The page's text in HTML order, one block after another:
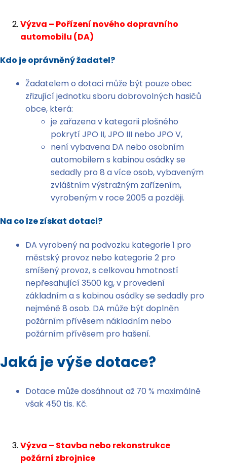
Výzva – Pořízení nového dopravního
automobilu (DA)
Kdo je oprávněný žadatel?
Žadatelem o dotaci může být pouze obec
zřizující jednotku sboru dobrovolných hasičů
obce, která:
je zařazena v kategorii plošného
pokrytí JPO II, JPO III nebo JPO V,
není vybavena DA nebo osobním
automobilem s kabinou osádky se
sedadly pro 8 a více osob, vybaveným
zvláštním výstražným zařízením,
vyrobeným v roce 2005 a později.
Na co lze získat dotaci?
DA vyrobený na podvozku kategorie 1 pro
městský provoz nebo kategorie 2 pro
smíšený provoz, s celkovou hmotností
nepřesahující 3500 kg, v provedení
základním a s kabinou osádky se sedadly pro
nejméně 8 osob. DA může být doplněn
požárním přívěsem nákladním nebo
požárním přívěsem pro hašení.
Jaká je výše dotace?
Dotace může dosáhnout až 70 % maximálně
však 450 tis. Kč.
Výzva – Stavba nebo rekonstrukce
požární zbrojnice